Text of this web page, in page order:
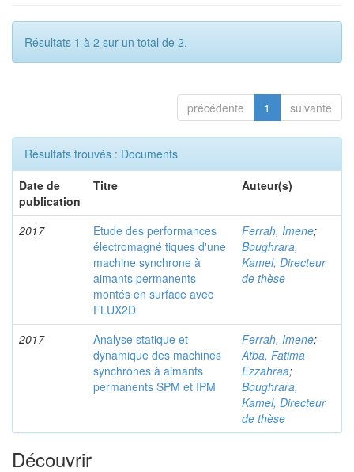
Résultats 1 à 2 sur un total de 2.
précédente 1 suivante
Résultats trouvés : Documents
Date de
publication
Titre Auteur(s)
2017
Etude des performances
électromagné tiques d'une
machine synchrone à
aimants permanents
montés en surface avec
FLUX2D
Ferrah, Imene;
Boughrara,
Kamel, Directeur
de thèse
2017
Analyse statique et
dynamique des machines
synchrones à aimants
permanents SPM et IPM
Ferrah, Imene;
Atba, Fatima
Ezzahraa;
Boughrara,
Kamel, Directeur
de thèse
Découvrir